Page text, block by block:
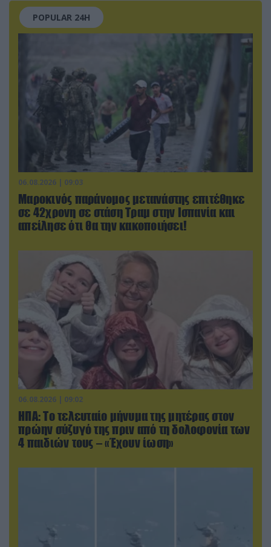
POPULAR 24H
06.08.2026 | 09:03
Μαροκινός παράνομος μετανάστης επιτέθηκε
σε 42χρονη σε στάση Τραμ στην Ισπανία και
απείλησε ότι θα την κακοποιήσει!
06.08.2026 | 09:02
ΗΠΑ: Το τελευταίο μήνυμα της μητέρας στον
πρώην σύζυγό της πριν από τη δολοφονία των
4 παιδιών τους – «Έχουν ίωση»